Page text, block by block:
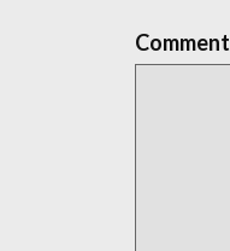
Comment